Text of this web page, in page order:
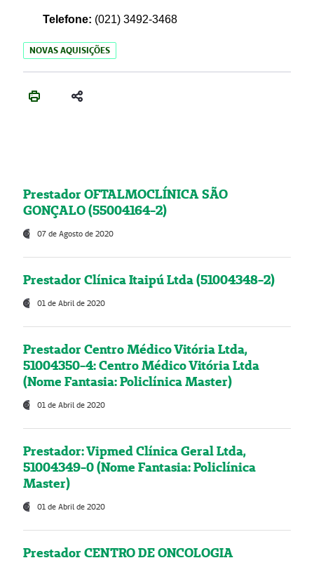
Telefone: (021) 3492-3468
NOVAS AQUISIÇÕES
Prestador OFTALMOCLÍNICA SÃO
GONÇALO (55004164-2)
07 de Agosto de 2020
Prestador Clínica Itaipú Ltda (51004348-2)
01 de Abril de 2020
Prestador Centro Médico Vitória Ltda,
51004350-4: Centro Médico Vitória Ltda
(Nome Fantasia: Policlínica Master)
01 de Abril de 2020
Prestador: Vipmed Clínica Geral Ltda,
51004349-0 (Nome Fantasia: Policlínica
Master)
01 de Abril de 2020
Prestador CENTRO DE ONCOLOGIA